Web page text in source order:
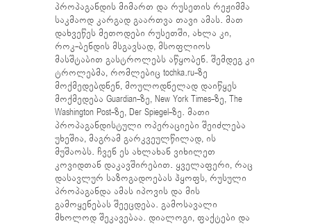
პროპაგანდის მიმართ და რუსეთის რეჟიმმა
საკმაოდ კარგად გაართვა თავი ამას. მათ
დახვეწეს მეთოდები რუსეთში, ახლა კი,
როკ-ბენდის მსგავსად, მსოფლიოს
მასშტაბით გასტროლებს აწყობენ. შემდეგ კი
ტროლებმა, რომლებიც tochka.ru-ზე
მოქმედებდნენ, მოულოდნელად დაიწყეს
მოქმედება Guardian-ზე, New York Times-ზე, The
Washington Post-ზე, Der Spiegel-ზე. მათი
პროპაგანდისტული ოპერაციები შეიძლება
უხეშია, მაგრამ გარკვეულწილად, ის
მუშაობს. ჩვენ ეს ახლახან ვიხილეთ
კოვიდთან დაკავშირებით. ყველაფერი, რაც
დასავლურ საზოგადოებას ჰყოფს, რუსული
პროპაგანდა ამას იპოვის და მის
გამოყენებას შეეცდება. გამოსავალი
მხოლოდ შეკავებაა. დიალოგი, ფაქტები და